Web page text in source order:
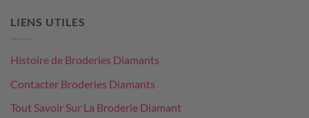
LIENS UTILES
Histoire de Broderies Diamants
Contacter Broderies Diamants
Tout Savoir Sur La Broderie Diamant